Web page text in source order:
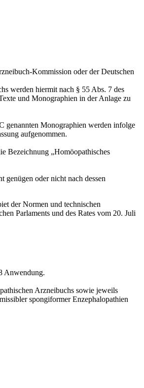
Kommission oder der Deutschen
werden hiermit nach § 55 Abs. 7 des
und Monographien in der Anlage zu
genannten Monographien werden infolge
aufgenommen.
Bezeichnung „Ho­möopathisches
oder nicht nach dessen
der Normen und technischen
Parlaments und des Rates vom 20. Juli
Anwendung.
Arzneibuchs sowie jeweils
spongiformer Enzephalopathien